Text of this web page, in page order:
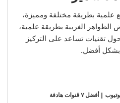
بطريقة مختلفة ومميزة،
الغريبة بطريقة علمية،
تقنيات تساعد على التركيز
بشكل أفضل.
أفضل ٧ قنوات هادفة